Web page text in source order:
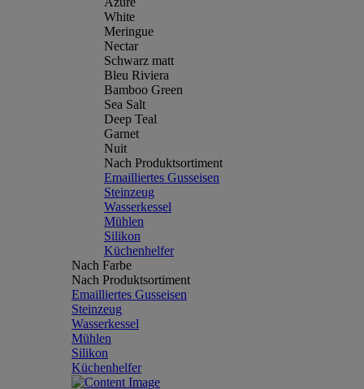
White
Meringue
Nectar
Schwarz matt
Bleu Riviera
Bamboo Green
Sea Salt
Deep Teal
Garnet
Nuit
Nach Produktsortiment
Emailliertes Gusseisen
Steinzeug
Wasserkessel
Mühlen
Silikon
Küchenhelfer
Nach Farbe
Nach Produktsortiment
Emailliertes Gusseisen
Steinzeug
Wasserkessel
Mühlen
Silikon
Küchenhelfer